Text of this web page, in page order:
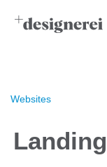
Websites